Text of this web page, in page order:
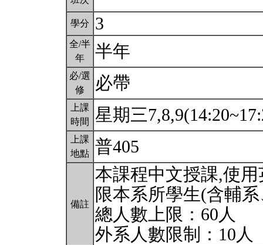
學分 3
全/半
年
半年
必/選
修
必帶
上課
時間
星期三
上課
地點 普405
備註
本課程中文授課,使
限本系所學生(含輔
總人數上限：60人
外系人數限制：10人